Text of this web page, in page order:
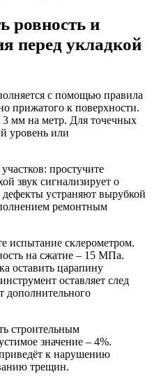
ровность и
перед укладкой
с помощью правила
прижатого к поверхности.
мм на метр. Для точечных
уровень или
простучите
звук сигнализирует о
устраняют вырубкой
ремонтным
испытание склерометром.
на сжатие – 15 МПа.
оставить царапину
оставляет след
дополнительного
строительным
значение – 4%.
к нарушению
трещин.